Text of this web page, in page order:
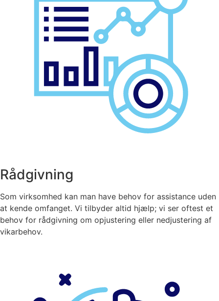
Rådgivning
Som virksomhed kan man have behov for assistance uden
at kende omfanget. Vi tilbyder altid hjælp; vi ser oftest et
behov for rådgivning om opjustering eller nedjustering af
vikarbehov.